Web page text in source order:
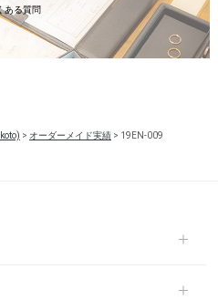
ある質問
> オーダーメイド実績> 19EN-009